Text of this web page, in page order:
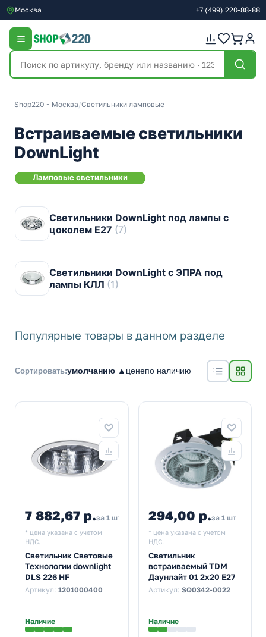
Москва +7 (499) 220-88-88
Shop220 - Москва/Светильники ламповые
Встраиваемые светильники
DownLight
Ламповые светильники
Светильники DownLight под лампы с
цоколем E27 (7)
Светильники DownLight с ЭПРА под
лампы КЛЛ (1)
Популярные товары в данном разделе
Сортировать:умолчанию ▲ ценепо наличию
7 882,67 р.за 1 шт
* цена указана с учетом
НДС.
Светильник Световые
Технологии downlight
DLS 226 HF
Артикул: 1201000400
Наличие
294,00 р.за 1 шт
* цена указана с учетом
НДС.
Светильник
встраиваемый TDM
Даунлайт 01 2х20 E27
Артикул: SQ0342-0022
Наличие